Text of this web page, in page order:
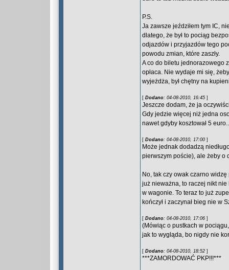
P.S.
Ja zawsze jeździłem tym IC,
dlatego, że był to pociąg
odjazdów i przyjazdów tego
powodu zmian, które zaszły.
A co do biletu jednorazowego
opłaca. Nie wydaje mi się,
wyjeżdża, był chętny na
[ Dodano: 04-08-2010, 16:45 ]
Jeszcze dodam, że ja
Gdy jedzie więcej niż jedna
nawet gdyby kosztował 5
[ Dodano: 04-08-2010, 17:00 ]
Może jednak dodadzą
pierwszym poście), ale żeby o
No, tak czy owak czarno
już nieważna, to raczej nikt nie
w wagonie. To teraz to już
kończył i zaczynał bieg nie w
[ Dodano: 04-08-2010, 17:06 ]
(Mówiąc o pustkach w
jak to wygląda, bo nigdy nie
[ Dodano: 04-08-2010, 18:52 ]
***ZAMORDOWAĆ PKP!!!***